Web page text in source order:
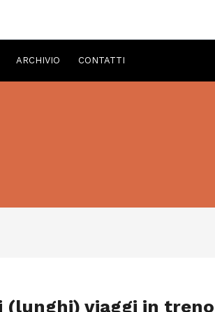
ARCHIVIO CONTATTI
(lunghi) viaggi in